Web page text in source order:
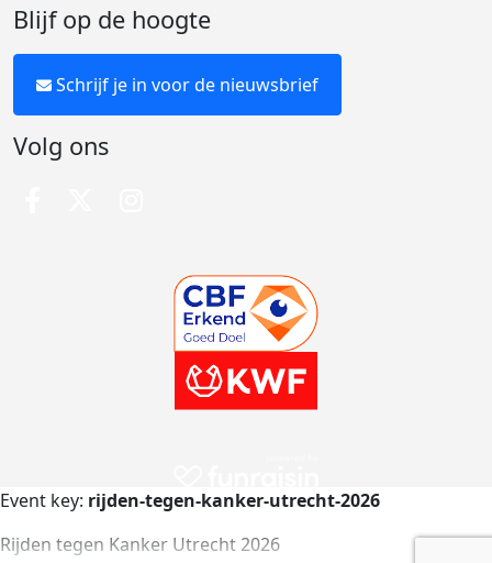
Blijf op de hoogte
Schrijf je in voor de nieuwsbrief
Volg ons
Event key: rijden-tegen-kanker-utrecht-2026
Rijden tegen Kanker Utrecht 2026